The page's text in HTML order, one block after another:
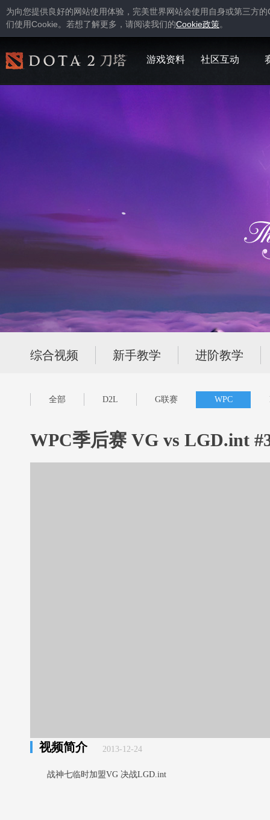
为向您提供良好的网站使用体验，完美世界网站会使用自身或第三方的
们使用Cookie。若想了解更多，请阅读我们的Cookie政策。
游戏资料 社区互动
综合视频 新手教学 进阶教学
全部 D2L G联赛 WPC
WPC季后赛 VG vs LGD.int
视频简介 2013-12-24
战神七临时加盟VG 决战LGD.int